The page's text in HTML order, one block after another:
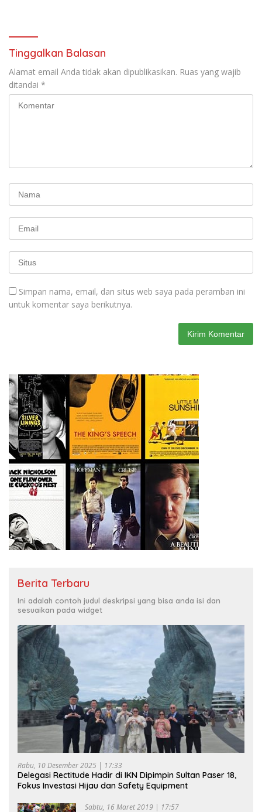
Tinggalkan Balasan
Alamat email Anda tidak akan dipublikasikan. Ruas yang wajib
ditandai *
Simpan nama, email, dan situs web saya pada peramban ini
untuk komentar saya berikutnya.
Berita Terbaru
Ini adalah contoh judul deskripsi yang bisa anda isi dan
sesuaikan pada widget
Rabu, 10 Desember 2025 | 17:33
Delegasi Rectitude Hadir di IKN Dipimpin Sultan Paser 18,
Fokus Investasi Hijau dan Safety Equipment
Sabtu, 16 Maret 2019 | 17:57